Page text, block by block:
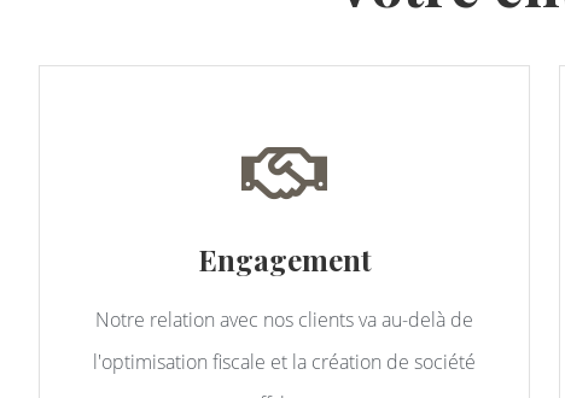
Engagement
Notre relation avec nos clients va au-delà de
l'optimisation fiscale et la création de société